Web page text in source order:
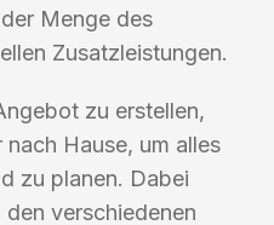
Menge des
Zusatzleistungen.
zu erstellen,
Hause, um alles
zu planen. Dabei
verschiedenen